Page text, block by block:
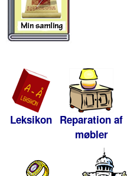
Leksikon Reparation af
møbler